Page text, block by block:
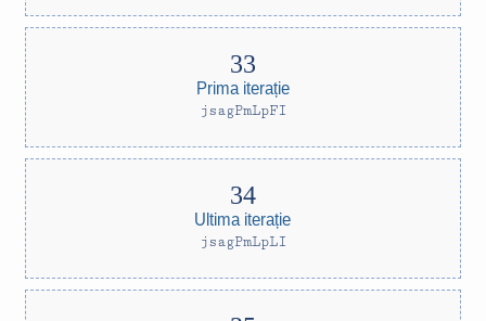
Prima iterație
jsagPmLpFI
Ultima iterație
jsagPmLpLI